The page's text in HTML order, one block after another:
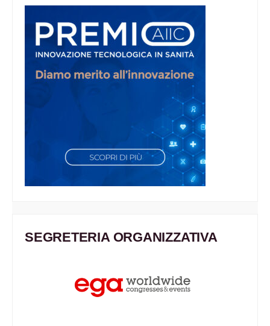
SEGRETERIA ORGANIZZATIVA